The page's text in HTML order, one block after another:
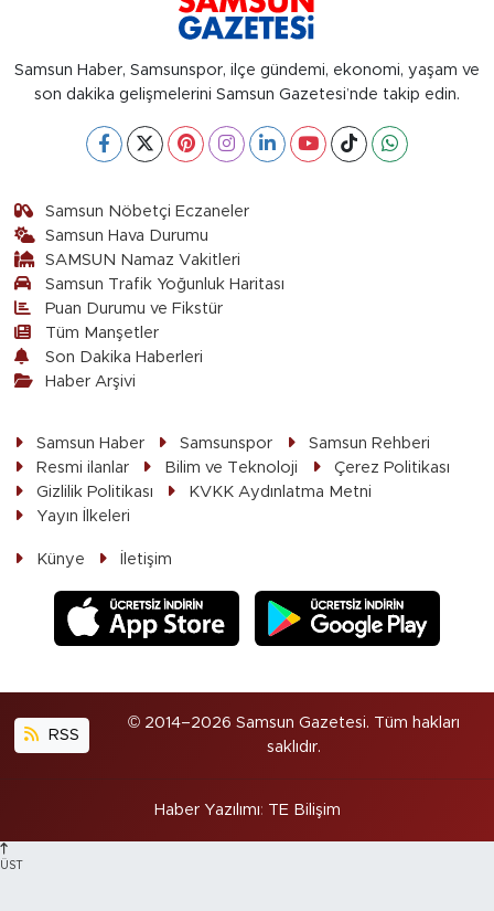
Samsun Haber, Samsunspor, ilçe gündemi, ekonomi, yaşam ve
son dakika gelişmelerini Samsun Gazetesi’nde takip edin.
Samsun Nöbetçi Eczaneler
Samsun Hava Durumu
SAMSUN Namaz Vakitleri
Samsun Trafik Yoğunluk Haritası
Puan Durumu ve Fikstür
Tüm Manşetler
Son Dakika Haberleri
Haber Arşivi
Samsun Haber Samsunspor
Samsun Rehberi
Resmi ilanlar
Bilim ve Teknoloji
Çerez Politikası
Gizlilik Politikası
KVKK Aydınlatma Metni
Yayın İlkeleri
Künye İletişim
RSS
© 2014–2026 Samsun Gazetesi. Tüm hakları
saklıdır.
Haber Yazılımı: TE Bilişim
ÜST